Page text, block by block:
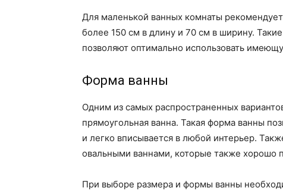
Для маленькой ванных комнаты
более 150 см в длину и 70 см в ширину.
позволяют оптимально использовать
Форма ванны
Одним из самых распространенных
прямоугольная ванна. Такая форма ванны
и легко вписывается в любой интерьер.
овальными ваннами, которые также хорошо
При выборе размера и формы ванны